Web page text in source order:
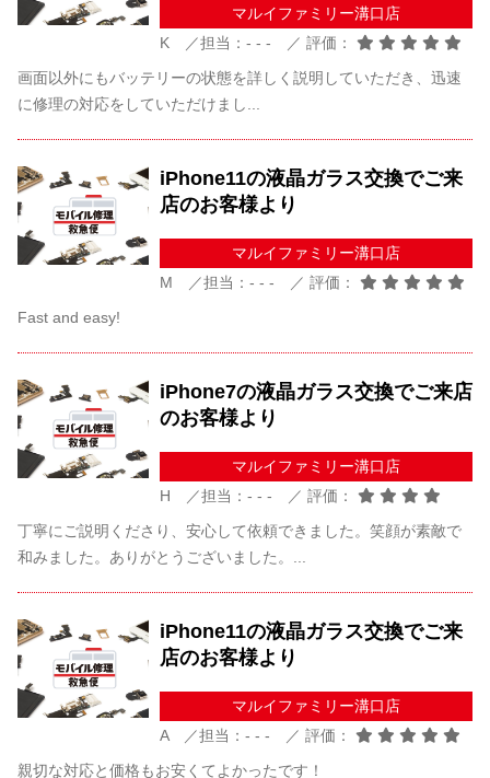
マルイファミリー溝口店
K ／担当：- - - ／ 評価：
画面以外にもバッテリーの状態を詳しく説明していただき、迅速
に修理の対応をしていただけまし...
iPhone11の液晶ガラス交換でご来
店のお客様より
マルイファミリー溝口店
M ／担当：- - - ／ 評価：
Fast and easy!
iPhone7の液晶ガラス交換でご来店
のお客様より
マルイファミリー溝口店
H ／担当：- - - ／ 評価：
丁寧にご説明くださり、安心して依頼できました。笑顔が素敵で
和みました。ありがとうございました。...
iPhone11の液晶ガラス交換でご来
店のお客様より
マルイファミリー溝口店
A ／担当：- - - ／ 評価：
親切な対応と価格もお安くてよかったです！